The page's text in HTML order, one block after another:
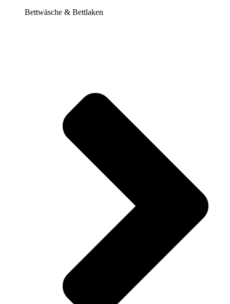
Bettwäsche & Bettlaken